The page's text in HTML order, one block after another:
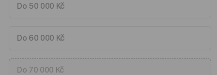
Do 50 000 Kč
Do 60 000 Kč
Do 70 000 Kč